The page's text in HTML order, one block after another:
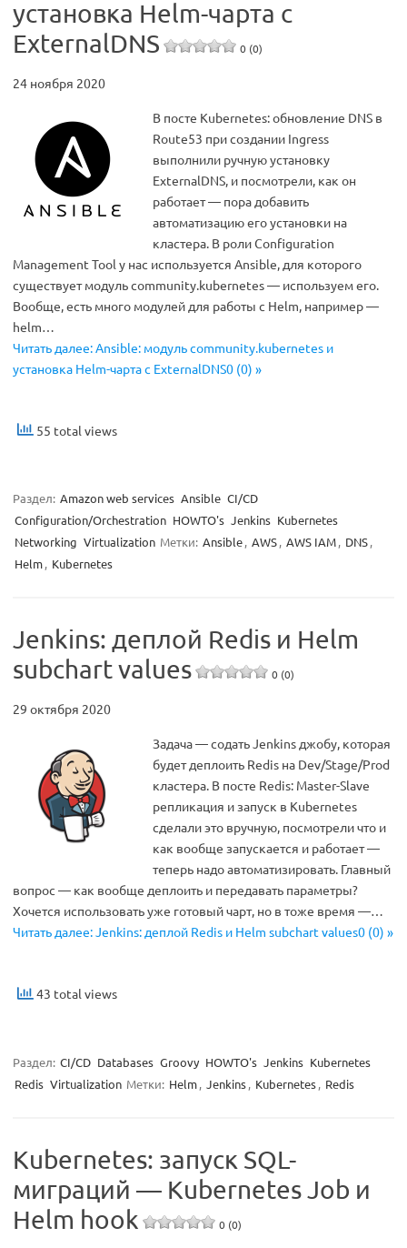
установка Helm-чарта с
ExternalDNS
0 (0)
24 ноября 2020
В посте Kubernetes: обновление DNS в
Route53 при создании Ingress
выполнили ручную установку
ExternalDNS, и посмотрели, как он
работает — пора добавить
автоматизацию его установки на
кластера. В роли Configuration
Management Tool у нас используется Ansible, для которого
существует модуль community.kubernetes — используем его.
Вообще, есть много модулей для работы с Helm, например —
helm…
Читать далее: Ansible: модуль community.kubernetes и
установка Helm-чарта с ExternalDNS0 (0) »
55 total views
Раздел: Amazon web services Ansible CI/CD
Configuration/Orchestration HOWTO's Jenkins Kubernetes
Networking Virtualization Метки: Ansible, AWS, AWS IAM, DNS,
Helm, Kubernetes
Jenkins: деплой Redis и Helm
subchart values
0 (0)
29 октября 2020
Задача — содать Jenkins джобу, которая
будет деплоить Redis на Dev/Stage/Prod
кластера. В посте Redis: Master-Slave
репликация и запуск в Kubernetes
сделали это вручную, посмотрели что и
как вообще запускается и работает —
теперь надо автоматизировать. Главный
вопрос — как вообще деплоить и передавать параметры?
Хочется использовать уже готовый чарт, но в тоже время —…
Читать далее: Jenkins: деплой Redis и Helm subchart values0 (0) »
43 total views
Раздел: CI/CD Databases Groovy HOWTO's Jenkins Kubernetes
Redis Virtualization Метки: Helm, Jenkins, Kubernetes, Redis
Kubernetes: запуск SQL-
миграций — Kubernetes Job и
Helm hook
0 (0)